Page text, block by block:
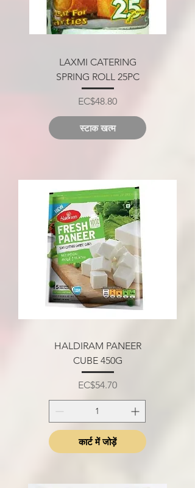
LAXMI CATERING
SPRING ROLL 25PC
मूल्य
EC$48.80
स्टाक खत्म
HALDIRAM PANEER
CUBE 450G
मूल्य
EC$54.70
कार्ट में जोड़ें